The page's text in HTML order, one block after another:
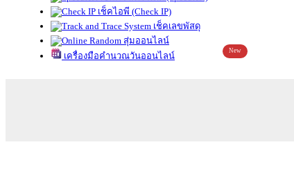
เช็คไอพี (Check IP)
เช็คเลขพัสดุ
สุ่มออนไลน์
เครื่องมือคำนวณวันออนไลน์
New